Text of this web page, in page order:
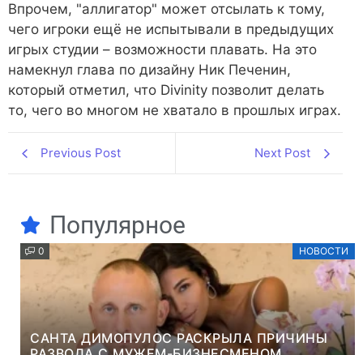
Впрочем, "аллигатор" может отсылать к тому,
чего игроки ещё не испытывали в предыдущих
игрых студии – возможности плавать. На это
намекнул глава по дизайну Ник Печенин,
который отметил, что Divinity позволит делать
то, чего во многом не хватало в прошлых играх.
Previous Post Next Post
Популярное
0 НОВОСТИ
САНТА ДИМОПУЛОС РАСКРЫЛА ПРИЧИНЫ